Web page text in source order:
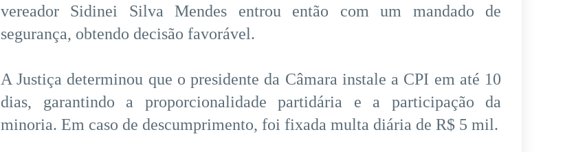
vereador Sidinei Silva Mendes entrou então com um mandado de
segurança, obtendo decisão favorável.
A Justiça determinou que o presidente da Câmara instale a CPI em até 10
dias, garantindo a proporcionalidade partidária e a participação da
minoria. Em caso de descumprimento, foi fixada multa diária de R$ 5 mil.